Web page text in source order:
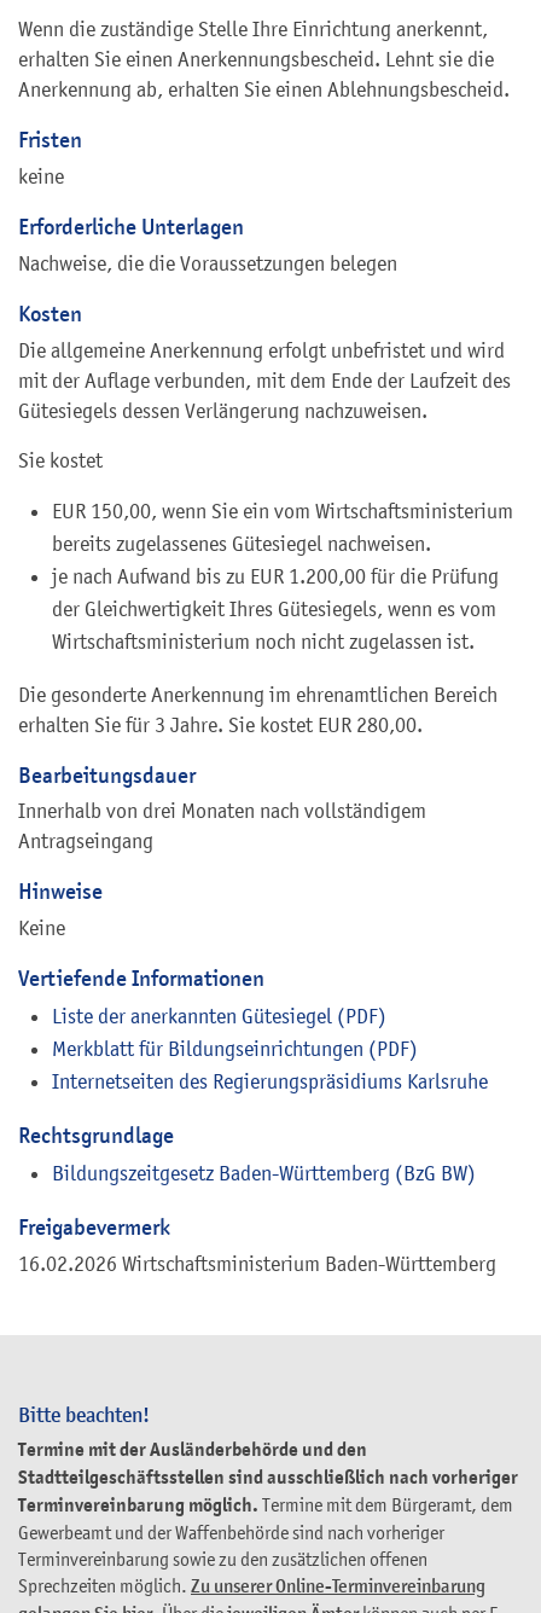
Bitte beachten!
Termine mit der Ausländerbehörde und den
Stadtteilgeschäftsstellen sind ausschließlich nach vorheriger
Terminvereinbarung möglich. Termine mit dem Bürgeramt, dem
Gewerbeamt und der Waffenbehörde sind nach vorheriger
Terminvereinbarung sowie zu den zusätzlichen offenen
Sprechzeiten möglich. Zu unserer Online-Terminvereinbarung
Wenn die zuständige Stelle Ihre Einrichtung anerkennt,
erhalten Sie einen Anerkennungsbescheid. Lehnt sie die
Anerkennung ab, erhalten Sie einen Ablehnungsbescheid.
Fristen
keine
Erforderliche Unterlagen
Nachweise, die die Voraussetzungen belegen
Kosten
Die allgemeine Anerkennung erfolgt unbefristet und wird
mit der Auflage verbunden, mit dem Ende der Laufzeit des
Gütesiegels dessen Verlängerung nachzuweisen.
Sie kostet
EUR 150,00, wenn Sie ein vom Wirtschaftsministerium
bereits zugelassenes Gütesiegel nachweisen.
je nach Aufwand bis zu EUR 1.200,00 für die Prüfung
der Gleichwertigkeit Ihres Gütesiegels, wenn es vom
Wirtschaftsministerium noch nicht zugelassen ist.
Die gesonderte Anerkennung im ehrenamtlichen Bereich
erhalten Sie für 3 Jahre. Sie kostet EUR 280,00.
Bearbeitungsdauer
Innerhalb von drei Monaten nach vollständigem
Antragseingang
Hinweise
Keine
Vertiefende Informationen
Liste der anerkannten Gütesiegel (PDF)
Merkblatt für Bildungseinrichtungen (PDF)
Internetseiten des Regierungspräsidiums Karlsruhe
Rechtsgrundlage
Bildungszeitgesetz Baden-Württemberg (BzG BW)
Freigabevermerk
16.02.2026 Wirtschaftsministerium Baden-Württemberg